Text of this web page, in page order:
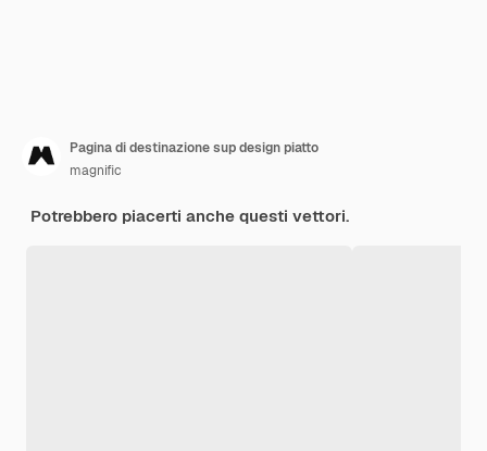
Pagina di destinazione sup design piatto
magnific
Potrebbero piacerti anche questi vettori.